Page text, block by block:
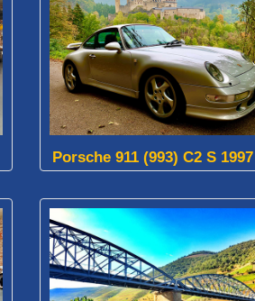
Porsche 911 (993) C2 S 1997